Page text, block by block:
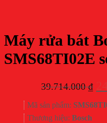
Máy rửa bát
SMS68TI02E
39.714.000₫
là:
Mã sản phẩm:
Thương hiệu: Bosch